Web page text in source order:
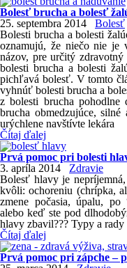
Bolesť brucha a bolesť
25. septembra 2014
Bolesť
Bolesti brucha a bolesti
oznamujú, že niečo nie je
názov, pre určitý
bolesti brucha a bolesti
pichľavá bolesť. V tomto
vyhnúť bolesti brucha a
z bolesti brucha pohodlne
brucha obmedzujúce,
urýchlene navštívte lekára
Čítaj ďalej
Prvá pomoc pri bolesti
3. apríla 2014
Zdravie
Bolesť hlavy je
kvôli: ochoreniu (chrípka,
zmene počasia, úpalu,
alebo keď ste pod
hlavy zbavil??? Typy a
Čítaj ďalej
Prvá pomoc pri zápche –